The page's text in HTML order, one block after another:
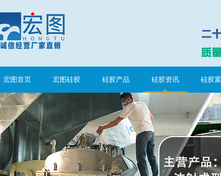
宏图首页 宏图硅胶 硅胶产品 硅胶资讯 硅胶
环保电子灌封胶